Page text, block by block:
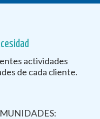
actividades
de cada cliente.